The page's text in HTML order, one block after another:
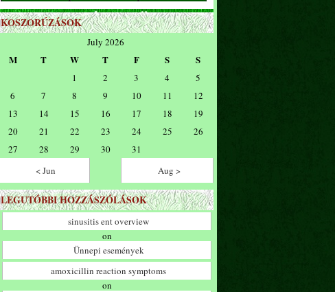
KOSZORÚZÁSOK
July 2026
M T W T F S S
1 2 3 4
5
6
7 8 9 10 11
12
13
14 15 16 17 18
19
20
21 22 23 24 25
26
27
28 29 30
31
< Jun
Aug >
LEGUTÓBBI HOZZÁSZÓLÁSOK
sinusitis ent overview
on
Ünnepi események
amoxicillin reaction symptoms
on